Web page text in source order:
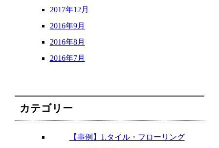
2017年12月
2016年9月
2016年8月
2016年7月
カテゴリー
【事例】1.タイル・フローリング